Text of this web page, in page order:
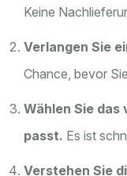
Keine
Verlangen Sie
Chance, bevor
Wählen Sie
passt. Es ist
Verstehen Sie